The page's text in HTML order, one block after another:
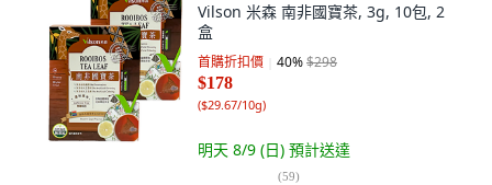
Vilson 米森 南非國寶茶, 3g, 10包, 2
盒
首購折扣價 40%$298
$178
($29.67/10g)
明天 8/9 (日) 預計送達
(59)